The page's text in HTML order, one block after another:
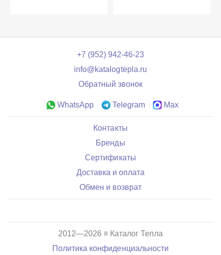
+7 (952) 942-46-23
info@katalogtepla.ru
Обратный звонок
WhatsApp Telegram Max
Контакты
Бренды
Сертификаты
Доставка и оплата
Обмен и возврат
2012—2026 ≡ Каталог Тепла
Политика конфиденциальности